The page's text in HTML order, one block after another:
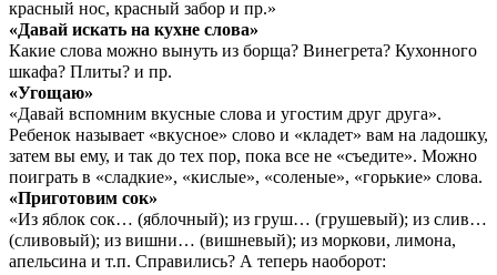
красный нос, красный забор и пр.»
«Давай искать на кухне слова»
Какие слова можно вынуть из борща? Винегрета? Кухонного
шкафа? Плиты? и пр.
«Угощаю»
«Давай вспомним вкусные слова и угостим друг друга».
Ребенок называет «вкусное» слово и «кладет» вам на ладошку,
затем вы ему, и так до тех пор, пока все не «съедите». Можно
поиграть в «сладкие», «кислые», «соленые», «горькие» слова.
«Приготовим сок»
«Из яблок сок… (яблочный); из груш… (грушевый); из слив…
(сливовый); из вишни… (вишневый); из моркови, лимона,
апельсина и т.п. Справились? А теперь наоборот: